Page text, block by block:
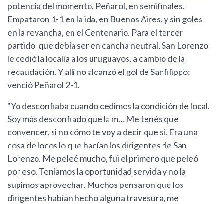
potencia del momento, Peñarol, en semifinales.
Empataron 1-1 en la ida, en Buenos Aires, y sin goles
en la revancha, en el Centenario. Para el tercer
partido, que debía ser en cancha neutral, San Lorenzo
le cedió la localía a los uruguayos, a cambio de la
recaudación. Y allí no alcanzó el gol de Sanfilippo:
venció Peñarol 2-1.
"Yo desconfiaba cuando cedimos la condición de local.
Soy más desconfiado que la m… Me tenés que
convencer, si no cómo te voy a decir que sí. Era una
cosa de locos lo que hacían los dirigentes de San
Lorenzo. Me peleé mucho, fui el primero que peleó
por eso. Teníamos la oportunidad servida y no la
supimos aprovechar. Muchos pensaron que los
dirigentes habían hecho alguna travesura, me